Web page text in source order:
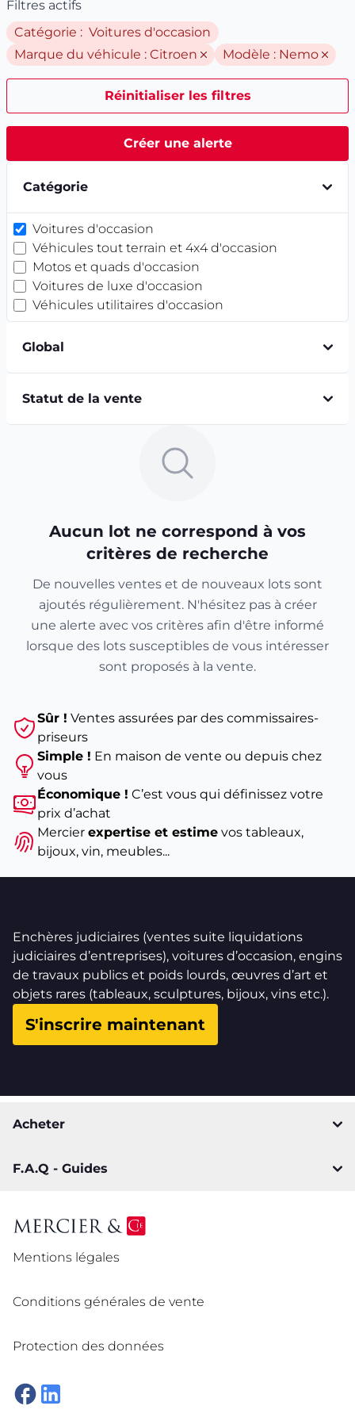
Filtres actifs
Catégorie : Voitures d'occasion
Marque du véhicule : Citroen Modèle : Nemo
Réinitialiser les filtres
Créer une alerte
Catégorie
Voitures d'occasion
Véhicules tout terrain et 4x4 d'occasion
Motos et quads d'occasion
Voitures de luxe d'occasion
Véhicules utilitaires d'occasion
Global
Statut de la vente
Aucun lot ne correspond à vos
critères de recherche
De nouvelles ventes et de nouveaux lots sont
ajoutés régulièrement. N'hésitez pas à créer
une alerte avec vos critères afin d'être informé
lorsque des lots susceptibles de vous intéresser
sont proposés à la vente.
Sûr ! Ventes assurées par des commissaires-
priseurs
Simple ! En maison de vente ou depuis chez
vous
Économique ! C’est vous qui définissez votre
prix d’achat
Mercier expertise et estimevos tableaux,
bijoux, vin, meubles...
Enchères judiciaires (ventes suite liquidations
judiciaires d’entreprises), voitures d’occasion, engins
de travaux publics et poids lourds, œuvres d’art et
objets rares (tableaux, sculptures, bijoux, vins etc.).
S'inscrire maintenant
Acheter
F.A.Q - Guides
Mentions légales
Conditions générales de vente
Protection des données